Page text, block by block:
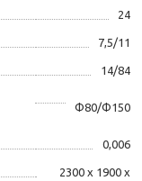
24
7,5/11
14/84
Ф80/Ф150
0,006
2300 х 1900 х